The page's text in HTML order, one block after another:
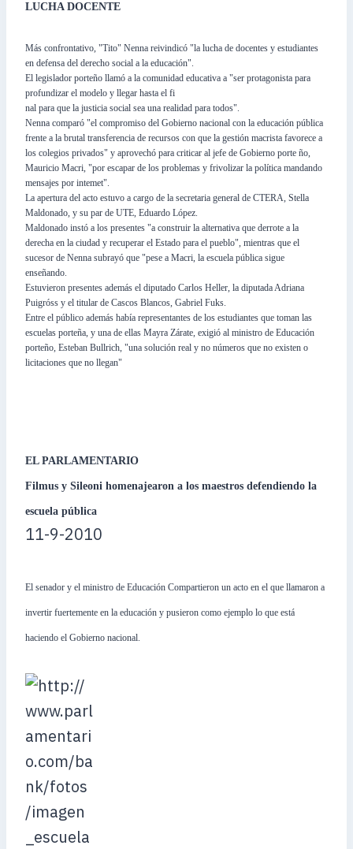
LUCHA DOCENTE
Más confrontativo, "Tito" Nenna reivindicó "la lucha de docentes y estudiantes
en defensa del derecho social a la educación".
El legislador porteño llamó a la comunidad educativa a "ser protagonista para
profundizar el modelo y llegar hasta el fi
nal para que la justicia social sea una realidad para todos".
Nenna comparó "el compromiso del Gobierno nacional con la educación pública
frente a la brutal transferencia de recursos con que la gestión macrista favorece a
los colegios privados" y aprovechó para criticar al jefe de Gobierno porte ño,
Mauricio Macri, "por escapar de los problemas y frivolizar la política mandando
mensajes por intemet".
La apertura del acto estuvo a cargo de la secretaria general de CTERA, Stella
Maldonado, y su par de UTE, Eduardo López.
Maldonado instó a los presentes "a construir la alternativa que derrote a la
derecha en la ciudad y recuperar el Estado para el pueblo", mientras que el
sucesor de Nenna subrayó que "pese a Macri, la escuela pública sigue
enseñando.
Estuvieron presentes además el diputado Carlos Heller, la diputada Adriana
Puigróss y el titular de Cascos Blancos, Gabriel Fuks.
Entre el público además había representantes de los estudiantes que toman las
escuelas porteña, y una de ellas Mayra Zárate, exigió al ministro de Educación
porteño, Esteban Bullrich, "una solución real y no números que no existen o
licitaciones que no llegan"
EL PARLAMENTARIO
Filmus y Sileoni homenajearon a los maestros defendiendo la
escuela pública
11-9-2010
El senador y el ministro de Educación Compartieron un acto en el que llamaron a
invertir fuertemente en la educación y pusieron como ejemplo lo que está
haciendo el Gobierno nacional.